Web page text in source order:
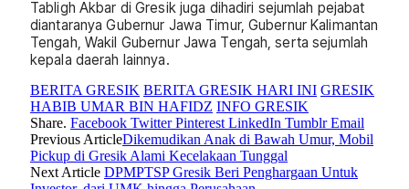
Tabligh Akbar di Gresik juga dihadiri sejumlah pejabat
diantaranya Gubernur Jawa Timur, Gubernur Kalimantan
Tengah, Wakil Gubernur Jawa Tengah, serta sejumlah
kepala daerah lainnya.
BERITA GRESIK BERITA GRESIK HARI INI GRESIK
HABIB UMAR BIN HAFIDZ INFO GRESIK
Share. Facebook Twitter Pinterest LinkedIn Tumblr Email
Previous ArticleDikemudikan Anak di Bawah Umur, Mobil
Pickup di Gresik Alami Kecelakaan Tunggal
Next Article DPMPTSP Gresik Beri Penghargaan Untuk